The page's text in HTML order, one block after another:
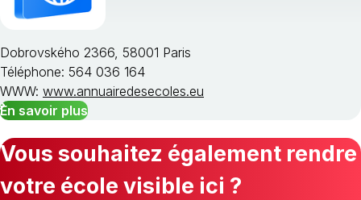
Dobrovského 2366, 58001 Paris
Téléphone: 564 036 164
WWW: www.annuairedesecoles.eu
En savoir plus
Vous souhaitez également rendre
votre école visible ici ?